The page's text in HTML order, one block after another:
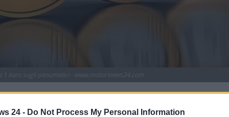
24 - Do Not Process My Personal Information
da mettere in pratica con una semplice moneta
sulle condizioni dei tuoi pneumatici.